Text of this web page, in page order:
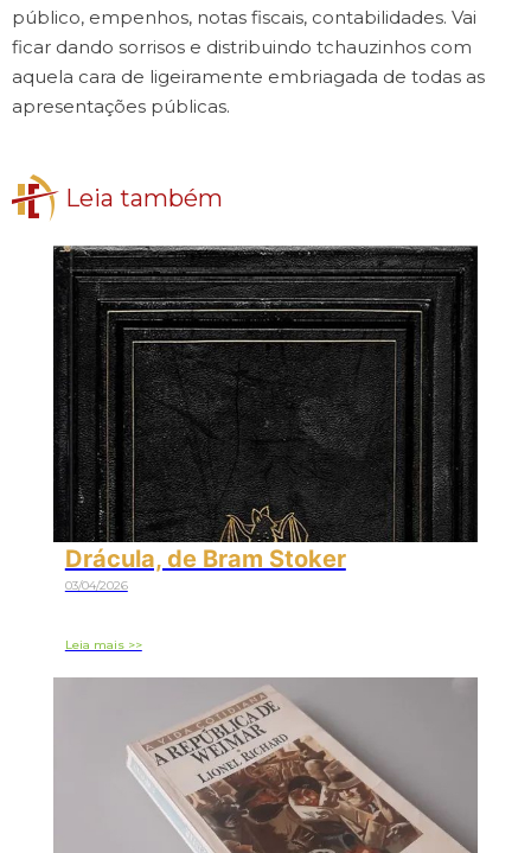
público, empenhos, notas fiscais, contabilidades. Vai
ficar dando sorrisos e distribuindo tchauzinhos com
aquela cara de ligeiramente embriagada de todas as
apresentações públicas.
Leia também
Drácula, de Bram Stoker
03/04/2026
Leia mais >>